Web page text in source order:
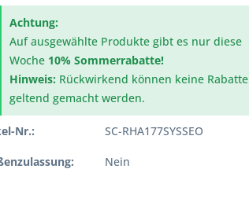
Achtung:
Auf ausgewählte Produkte gibt es nur diese
Woche 10% Sommerrabatte!
Hinweis: Rückwirkend können keine Rabatte
geltend gemacht werden.
Nr.: SC-RHA177SYSSEO
Nein